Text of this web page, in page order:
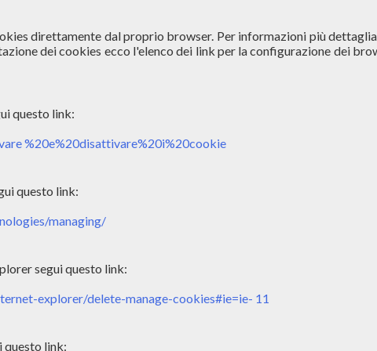
direttamente dal proprio browser. Per informazioni più
dei cookies ecco l'elenco dei link per la configurazione dei
questo link:
%20e%20disattivare%20i%20cookie
questo link:
managing/
segui questo link:
explorer/delete-manage-cookies#ie=ie- 11
questo link: